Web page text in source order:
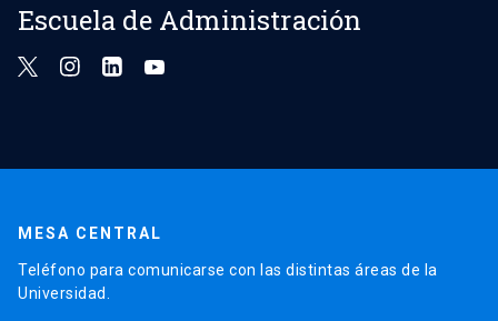
Escuela de Administración
MESA CENTRAL
Teléfono para comunicarse con las distintas áreas de la
Universidad.